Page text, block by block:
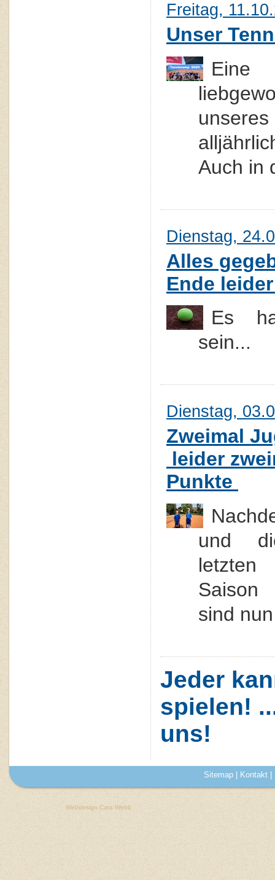
Freitag,
Unser
Auch in
Dienstag,
Alles
Ende
Es
sein...
Dienstag,
Zweimal
leider
Punkte
und
Saison
sind
Jeder
spielen!
uns!
Sitemap| Kontakt|
Webdesign Cara Webb